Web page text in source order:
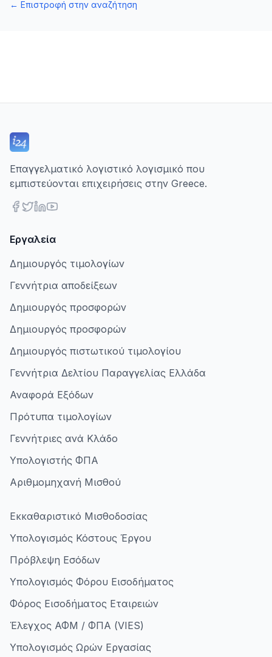
← Επιστροφή στην αναζήτηση
Επαγγελματικό λογιστικό λογισμικό που
εμπιστεύονται επιχειρήσεις στην Greece.
Εργαλεία
Δημιουργός τιμολογίων
Γεννήτρια αποδείξεων
Δημιουργός προσφορών
Δημιουργός προσφορών
Δημιουργός πιστωτικού τιμολογίου
Γεννήτρια Δελτίου Παραγγελίας Ελλάδα
Αναφορά Εξόδων
Πρότυπα τιμολογίων
Γεννήτριες ανά Κλάδο
Υπολογιστής ΦΠΑ
Αριθμομηχανή Μισθού
Εκκαθαριστικό Μισθοδοσίας
Υπολογισμός Κόστους Έργου
Πρόβλεψη Εσόδων
Υπολογισμός Φόρου Εισοδήματος
Φόρος Εισοδήματος Εταιρειών
Έλεγχος ΑΦΜ / ΦΠΑ (VIES)
Υπολογισμός Ωρών Εργασίας